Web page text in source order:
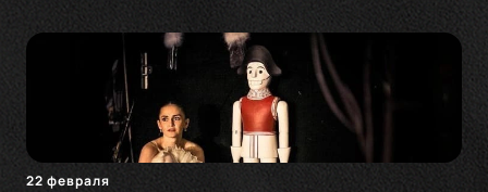
22 февраля